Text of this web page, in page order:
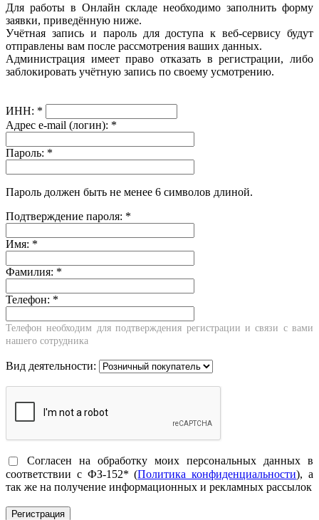
Для работы в Онлайн складе необходимо заполнить форму
заявки, приведённую ниже.
Учётная запись и пароль для доступа к веб-сервису будут
отправлены вам после рассмотрения ваших данных.
Администрация имеет право отказать в регистрации, либо
заблокировать учётную запись по своему усмотрению.
ИНН: *
Адрес e-mail (логин): *
Пароль: *
Пароль должен быть не менее 6 символов длиной.
Подтверждение пароля: *
Имя: *
Фамилия: *
Телефон: *
Телефон необходим для подтверждения регистрации и связи с вами
нашего сотрудника
Вид деятельности:
Согласен на обработку моих персональных данных в
соответствии с ФЗ-152* (Политика конфиденциальности), а
так же на получение информационных и рекламных рассылок